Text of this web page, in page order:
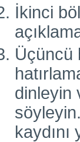
İkinci
Üçüncü
dinleyin